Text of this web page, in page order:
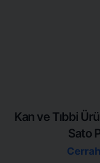
Kan ve Tıbbi
Sato